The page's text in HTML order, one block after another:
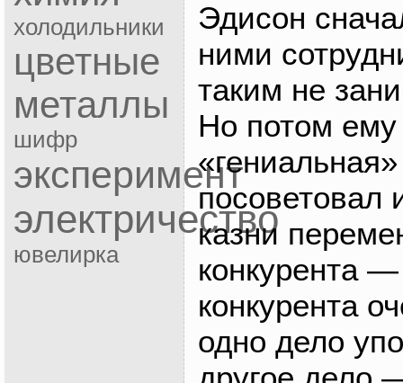
холодильники
цветные
металлы
шифр
эксперимент
электричество
ювелирка
Эдисон
ними
таким не
Но потом
посоветовал
казни
конкурента
конкурента
одно дело